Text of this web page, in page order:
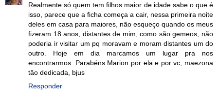
Realmente só quem tem filhos maior de idade sabe o que é
isso, parece que a ficha começa a cair, nessa primeira noite
deles em casa para maiores, não esqueço quando os meus
fizeram 18 anos, distantes de mim, como são gemeos, não
poderia ir visitar um pq moravam e moram distantes um do
outro. Hoje em dia marcamos um lugar pra nos
encontrarmos. Parabéns Marion por ela e por vc, maezona
tão dedicada, bjus
Responder